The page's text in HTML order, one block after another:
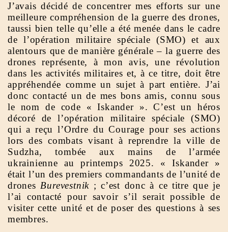
J’avais décidé de concentrer mes efforts sur une
meilleure compréhension de la guerre des drones,
taussi bien telle qu’elle a été menée dans le cadre
de l’opération militaire spéciale (SMO) et aux
alentours que de manière générale – la guerre des
drones représente, à mon avis, une révolution
dans les activités militaires et, à ce titre, doit être
appréhendée comme un sujet à part entière. J’ai
donc contacté un de mes bons amis, connu sous
le nom de code « Iskander ». C’est un héros
décoré de l’opération militaire spéciale (SMO)
qui a reçu l’Ordre du Courage pour ses actions
lors des combats visant à reprendre la ville de
Sudzha, tombée aux mains de l’armée
ukrainienne au printemps 2025. « Iskander »
était l’un des premiers commandants de l’unité de
drones Burevestnik ; c’est donc à ce titre que je
l’ai contacté pour savoir s’il serait possible de
visiter cette unité et de poser des questions à ses
membres.